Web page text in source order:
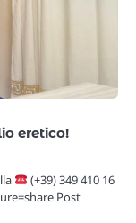
eretico!
(+39) 349 410 16
Post